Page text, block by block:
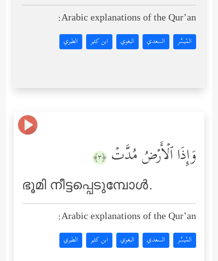
Arabic explanations of the Qur’an:
المُيسَّر السعدي البغوي ابن كثير الطبري
وَإِذَا ٱلۡأَرۡضُ مُدَّتۡ ﴿٣﴾
ഭൂമി നീട്ടപ്പെടുമ്പോള്‍.
Arabic explanations of the Qur’an:
المُيسَّر السعدي البغوي ابن كثير الطبري